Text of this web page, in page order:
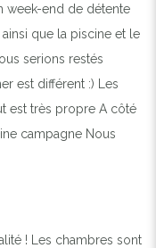
week-end de détente
que la piscine et le
serions restés
est différent :) Les
est très propre A côté
campagne Nous
! Les chambres sont